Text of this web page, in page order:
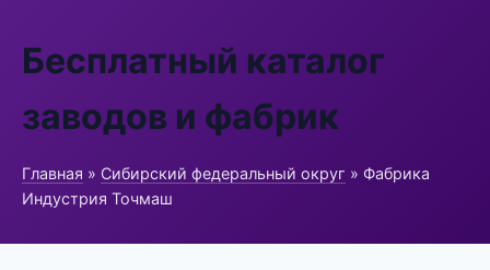
Бесплатный каталог
заводов и фабрик
Главная » Сибирский федеральный округ » Фабрика
Индустрия Точмаш